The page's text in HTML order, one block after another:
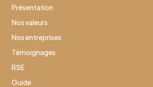
Présentation
Nos valeurs
Nos entreprises
Témoignages
RSE
Guide